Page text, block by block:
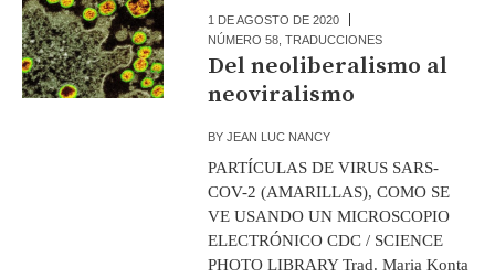
1 DE AGOSTO DE 2020
NÚMERO 58 ,TRADUCCIONES
Del neoliberalismo al
neoviralismo
BYJEAN LUC NANCY
PARTÍCULAS DE VIRUS SARS-
COV-2 (AMARILLAS), COMO SE
VE USANDO UN MICROSCOPIO
ELECTRÓNICO CDC / SCIENCE
PHOTO LIBRARY Trad. Maria Konta